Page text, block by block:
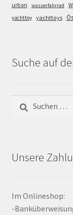
urban wasserfahrrad
yachttoy yachttoys
Suche auf
nach:
Unsere
Im Onlineshop:
-